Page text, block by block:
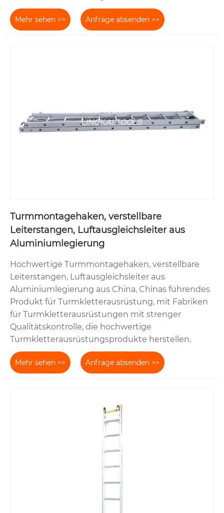
Mehr sehen >> Anfrage absenden >>
Turmmontagehaken, verstellbare
Leiterstangen, Luftausgleichsleiter aus
Aluminiumlegierung
Hochwertige Turmmontagehaken, verstellbare
Leiterstangen, Luftausgleichsleiter aus
Aluminiumlegierung aus China, Chinas führendes
Produkt für Turmkletterausrüstung, mit Fabriken
für Turmkletterausrüstungen mit strenger
Qualitätskontrolle, die hochwertige
Turmkletterausrüstungsprodukte herstellen.
Mehr sehen >> Anfrage absenden >>